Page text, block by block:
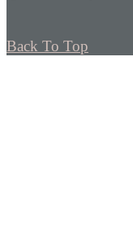
Back To Top